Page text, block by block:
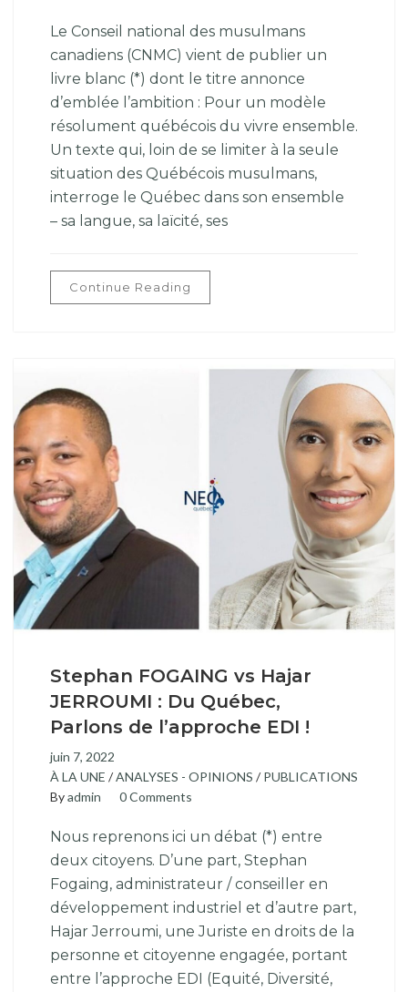
Le Conseil national des musulmans
canadiens (CNMC) vient de publier un
livre blanc (*) dont le titre annonce
d’emblée l’ambition : Pour un modèle
résolument québécois du vivre ensemble.
Un texte qui, loin de se limiter à la seule
situation des Québécois musulmans,
interroge le Québec dans son ensemble
– sa langue, sa laïcité, ses
Continue Reading
Stephan FOGAING vs Hajar
JERROUMI : Du Québec,
Parlons de l’approche EDI !
juin 7, 2022
À LA UNE /ANALYSES - OPINIONS /PUBLICATIONS
Byadmin 0 Comments
Nous reprenons ici un débat (*) entre
deux citoyens. D’une part, Stephan
Fogaing, administrateur / conseiller en
développement industriel et d’autre part,
Hajar Jerroumi, une Juriste en droits de la
personne et citoyenne engagée, portant
entre l’approche EDI (Equité, Diversité,